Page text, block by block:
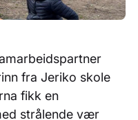
fra Jeriko skole
fikk en
strålende vær